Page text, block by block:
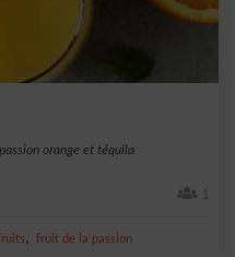
orange et téquila
1
, fruit de la passion